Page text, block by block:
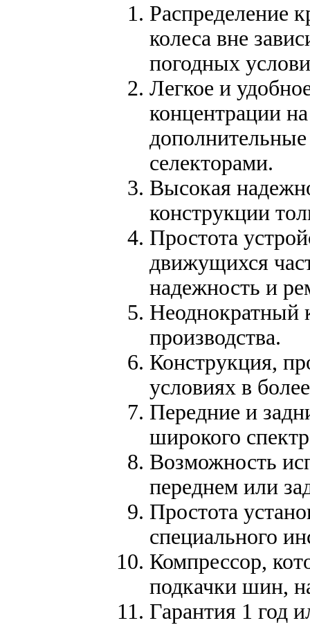
Распределение
колеса вне
погодных
Легкое и
концентрации
селекторами.
Высокая
конструкции
Простота
движущихся
надежность и
Неоднократный
производства.
Конструкция,
условиях в
Передние и
широкого
Возможность
переднем или
Простота
специального
Компрессор,
подкачки шин,
Гарантия 1 год